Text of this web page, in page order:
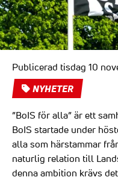
Publicerad tisdag 10
NYHETER
”BoIS för alla” är ett
BoIS startade under
alla som härstammar
naturlig relation till
denna ambition krävs